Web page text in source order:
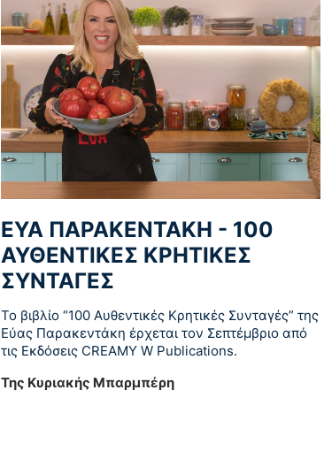
ΕΥΑ ΠΑΡΑΚΕΝΤΑΚΗ - 100
ΑΥΘΕΝΤΙΚΕΣ ΚΡΗΤΙΚΕΣ
ΣΥΝΤΑΓΕΣ
Το βιβλίο “100 Αυθεντικές Κρητικές Συνταγές” της
Εύας Παρακεντάκη έρχεται τον Σεπτέμβριο από
τις Εκδόσεις CREAMY W Publications.
Της Κυριακής Μπαρμπέρη